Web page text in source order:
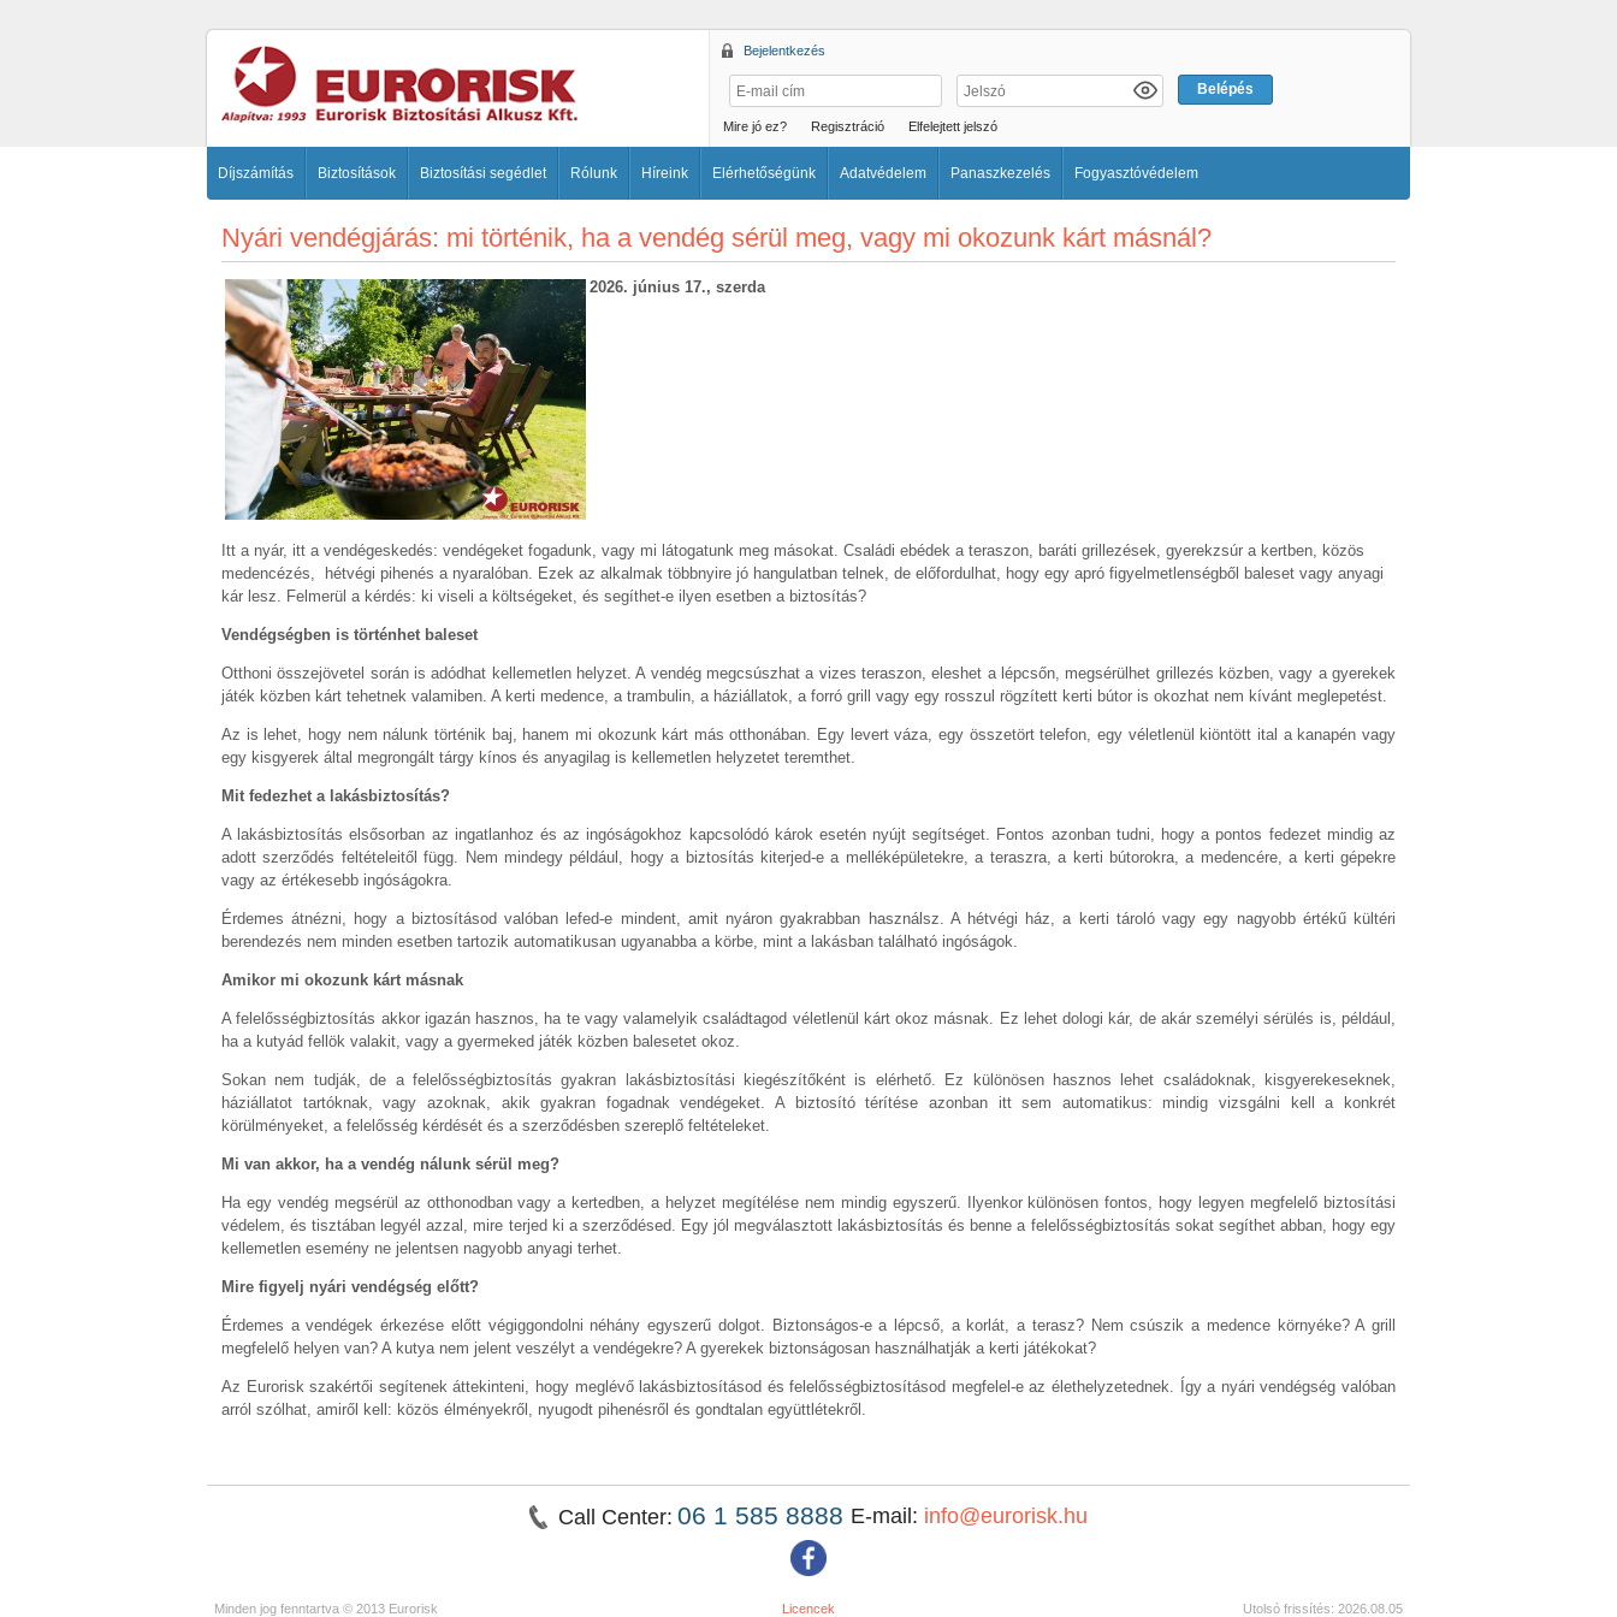
Bejelentkezés
Mire jó ez? Regisztráció Elfelejtett jelszó
Díjszámítás Biztosítások Biztosítási segédlet Rólunk Híreink Elérhetőségünk Adatvédelem Panaszkezelés Fogyasztóvédelem
Nyári vendégjárás: mi történik, ha a vendég sérül meg, vagy mi okozunk kárt másnál?
2026. június 17., szerda
Itt a nyár, itt a vendégeskedés: vendégeket fogadunk, vagy mi látogatunk meg másokat. Családi ebédek a teraszon, baráti grillezések, gyerekzsúr a kertben, közös
medencézés, hétvégi pihenés a nyaralóban. Ezek az alkalmak többnyire jó hangulatban telnek, de előfordulhat, hogy egy apró figyelmetlenségből baleset vagy anyagi
kár lesz. Felmerül a kérdés: ki viseli a költségeket, és segíthet-e ilyen esetben a biztosítás?
Vendégségben is történhet baleset
Otthoni összejövetel során is adódhat kellemetlen helyzet. A vendég megcsúszhat a vizes teraszon, eleshet a lépcsőn, megsérülhet grillezés közben, vagy a gyerekek
játék közben kárt tehetnek valamiben. A kerti medence, a trambulin, a háziállatok, a forró grill vagy egy rosszul rögzített kerti bútor is okozhat nem kívánt meglepetést.
Az is lehet, hogy nem nálunk történik baj, hanem mi okozunk kárt más otthonában. Egy levert váza, egy összetört telefon, egy véletlenül kiöntött ital a kanapén vagy
egy kisgyerek által megrongált tárgy kínos és anyagilag is kellemetlen helyzetet teremthet.
Mit fedezhet a lakásbiztosítás?
A lakásbiztosítás elsősorban az ingatlanhoz és az ingóságokhoz kapcsolódó károk esetén nyújt segítséget. Fontos azonban tudni, hogy a pontos fedezet mindig az
adott szerződés feltételeitől függ. Nem mindegy például, hogy a biztosítás kiterjed-e a melléképületekre, a teraszra, a kerti bútorokra, a medencére, a kerti gépekre
vagy az értékesebb ingóságokra.
Érdemes átnézni, hogy a biztosításod valóban lefed-e mindent, amit nyáron gyakrabban használsz. A hétvégi ház, a kerti tároló vagy egy nagyobb értékű kültéri
berendezés nem minden esetben tartozik automatikusan ugyanabba a körbe, mint a lakásban található ingóságok.
Amikor mi okozunk kárt másnak
A felelősségbiztosítás akkor igazán hasznos, ha te vagy valamelyik családtagod véletlenül kárt okoz másnak. Ez lehet dologi kár, de akár személyi sérülés is, például,
ha a kutyád fellök valakit, vagy a gyermeked játék közben balesetet okoz.
Sokan nem tudják, de a felelősségbiztosítás gyakran lakásbiztosítási kiegészítőként is elérhető. Ez különösen hasznos lehet családoknak, kisgyerekeseknek,
háziállatot tartóknak, vagy azoknak, akik gyakran fogadnak vendégeket. A biztosító térítése azonban itt sem automatikus: mindig vizsgálni kell a konkrét
körülményeket, a felelősség kérdését és a szerződésben szereplő feltételeket.
Mi van akkor, ha a vendég nálunk sérül meg?
Ha egy vendég megsérül az otthonodban vagy a kertedben, a helyzet megítélése nem mindig egyszerű. Ilyenkor különösen fontos, hogy legyen megfelelő biztosítási
védelem, és tisztában legyél azzal, mire terjed ki a szerződésed. Egy jól megválasztott lakásbiztosítás és benne a felelősségbiztosítás sokat segíthet abban, hogy egy
kellemetlen esemény ne jelentsen nagyobb anyagi terhet.
Mire figyelj nyári vendégség előtt?
Érdemes a vendégek érkezése előtt végiggondolni néhány egyszerű dolgot. Biztonságos-e a lépcső, a korlát, a terasz? Nem csúszik a medence környéke? A grill
megfelelő helyen van? A kutya nem jelent veszélyt a vendégekre? A gyerekek biztonságosan használhatják a kerti játékokat?
Az Eurorisk szakértői segítenek áttekinteni, hogy meglévő lakásbiztosításod és felelősségbiztosításod megfelel-e az élethelyzetednek. Így a nyári vendégség valóban
arról szólhat, amiről kell: közös élményekről, nyugodt pihenésről és gondtalan együttlétekről.
Call Center: 06 1 585 8888 E-mail: info@eurorisk.hu
Minden jog fenntartva © 2013 Eurorisk Licencek Utolsó frissítés: 2026.08.05